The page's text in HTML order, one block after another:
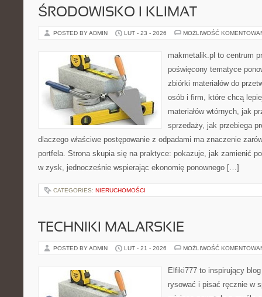
ŚRODOWISKO I KLIMAT
POSTED BY ADMIN LUT - 23 - 2026 MOŻLIWOŚĆ
makmetalik.pl to centrum
poświęcony tematyce
zbiórki materiałów do
osób i firm, które chcą
materiałów wtórnych, jak
sprzedaży, jak przebiega
dlaczego właściwe postępowanie z odpadami ma znaczenie
portfela. Strona skupia się na praktyce: pokazuje, jak zamienić
w zysk, jednocześnie wspierając ekonomię ponownego […]
CATEGORIES: NIERUCHOMOŚCI
TECHNIKI MALARSKIE
POSTED BY ADMIN LUT - 21 - 2026 MOŻLIWOŚĆ
Elfiki777 to inspirujący
rysować i pisać ręcznie w